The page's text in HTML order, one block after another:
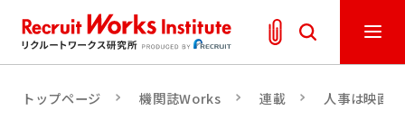
トップページ 機関誌Works 連載 人事は映画